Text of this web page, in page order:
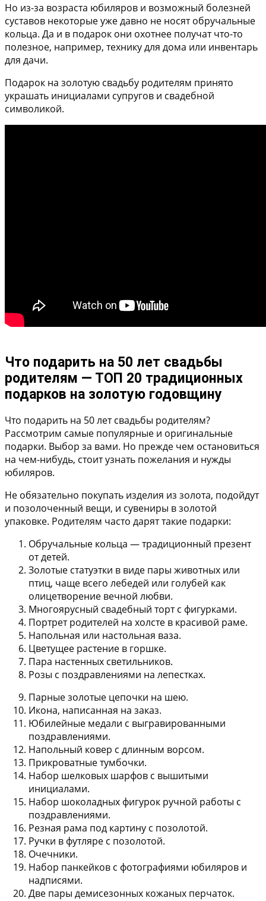
Но из-за возраста юбиляров и возможный болезней
суставов некоторые уже давно не носят обручальные
кольца. Да и в подарок они охотнее получат что-то
полезное, например, технику для дома или инвентарь
для дачи.
Подарок на золотую свадьбу родителям принято
украшать инициалами супругов и свадебной
символикой.
Что подарить на 50 лет свадьбы
родителям — ТОП 20 традиционных
подарков на золотую годовщину
Что подарить на 50 лет свадьбы родителям?
Рассмотрим самые популярные и оригинальные
подарки. Выбор за вами. Но прежде чем остановиться
на чем-нибудь, стоит узнать пожелания и нужды
юбиляров.
Не обязательно покупать изделия из золота, подойдут
и позолоченный вещи, и сувениры в золотой
упаковке. Родителям часто дарят такие подарки:
Обручальные кольца — традиционный презент
от детей.
Золотые статуэтки в виде пары животных или
птиц, чаще всего лебедей или голубей как
олицетворение вечной любви.
Многоярусный свадебный торт с фигурками.
Портрет родителей на холсте в красивой раме.
Напольная или настольная ваза.
Цветущее растение в горшке.
Пара настенных светильников.
Розы с поздравлениями на лепестках.
Парные золотые цепочки на шею.
Икона, написанная на заказ.
Юбилейные медали с выгравированными
поздравлениями.
Напольный ковер с длинным ворсом.
Прикроватные тумбочки.
Набор шелковых шарфов с вышитыми
инициалами.
Набор шоколадных фигурок ручной работы с
поздравлениями.
Резная рама под картину с позолотой.
Ручки в футляре с позолотой.
Очечники.
Набор панкейков с фотографиями юбиляров и
надписями.
Две пары демисезонных кожаных перчаток.